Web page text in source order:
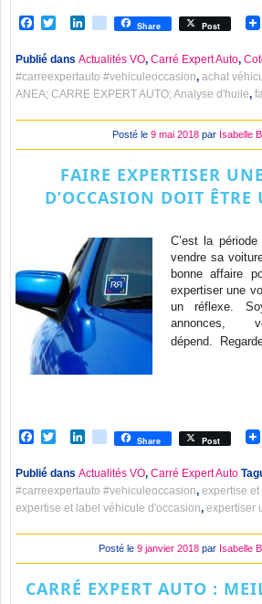
Facebook
TwitterLinkedIn
viadeoShare Post
Publié dans Actualités VO, Carré Expert Auto,
#carreexpertauto #vehiculeoccasion, achat
ANEA; CARRE EXPERT AUTO; Analyse d'huile,
Posté le 9 mai 2018 par Isabelle
FAIRE EXPERTISER
D’OCCASION DOIT ÊTRE
C’est la
vendre sa
bonne affaire
expertiser une
un réflexe.
annonces,
dépend.
Facebook
TwitterLinkedIn
viadeoShare Post
Publié dans Actualités VO, Carré Expert Auto
#carreexpertauto #vehiculeoccasion, expertise et
expertise et label véhicule d'occasion, expertiser
Posté le 9 janvier 2018 par Isabelle
CARRÉ EXPERT AUTO :